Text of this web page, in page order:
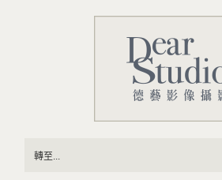
轉至...